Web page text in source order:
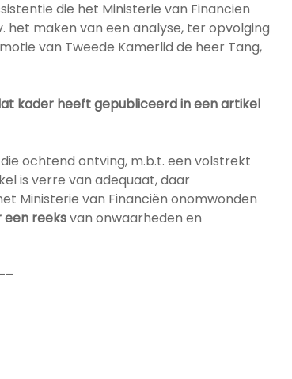
die het Ministerie van Financien
maken van een analyse, ter opvolging
van Tweede Kamerlid de heer Tang,
kader heeft gepubliceerd in een artikel
ochtend ontving, m.b.t. een volstrekt
is verre van adequaat, daar
Ministerie van Financiën onomwonden
een reeksvan onwaarheden en